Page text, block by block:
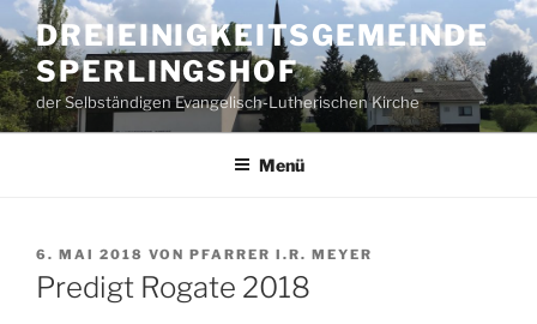
Zum
Inhalt
springen
DREIEINIGKEITSGEMEINDE
SPERLINGSHOF
der Selbständigen Evangelisch-Lutherischen Kirche
Menü
VERÖFFENTLICHT
AM
6. MAI 2018 VON PFARRER I.R. MEYER
Predigt Rogate 2018